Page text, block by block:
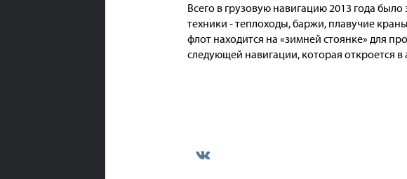
Всего в грузовую навигацию 2013 года
техники - теплоходы, баржи, плавучие
флот находится на «зимней стоянке» для
следующей навигации, которая откроется в